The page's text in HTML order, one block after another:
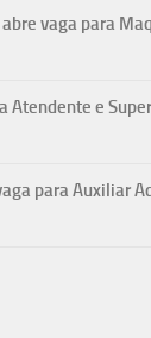
vaga para
Atendente e
para Auxiliar